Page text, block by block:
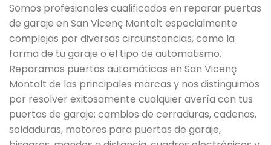
Somos profesionales cualificados en reparar puertas
de garaje en San Vicenç Montalt especialmente
complejas por diversas circunstancias, como la
forma de tu garaje o el tipo de automatismo.
Reparamos puertas automáticas en San Vicenç
Montalt de las principales marcas y nos distinguimos
por resolver exitosamente cualquier avería con tus
puertas de garaje: cambios de cerraduras, cadenas,
soldaduras, motores para puertas de garaje,